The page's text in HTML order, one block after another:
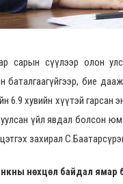
сарын сүүлээр олон
баталгаагүйгээр, бие
хувийн хүүтэй гарсан
үйл явдал болсон
захирал
нөхцөл байдал ямар